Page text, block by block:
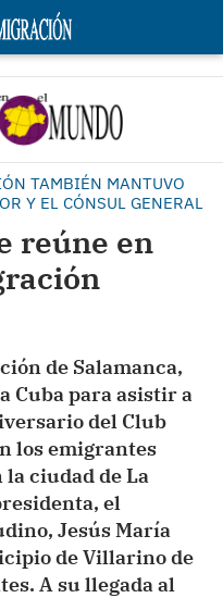
TAMBIÉN MANTUVO
Y EL CÓNSUL GENERAL
reúne en
de Salamanca,
Cuba para asistir a
del Club
los emigrantes
ciudad de La
el
Jesús María
de Villarino de
A su llegada al